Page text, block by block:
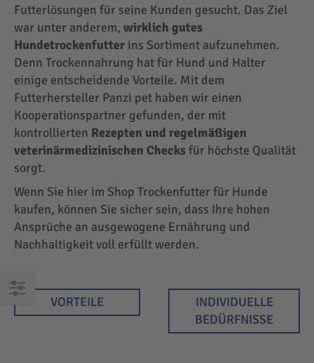
EINKAUFEN
Futterlösungen für seine Kunden gesucht. Das Ziel
war unter anderem, wirklich gutes
Hundetrockenfutter ins Sortiment aufzunehmen.
Denn Trockennahrung hat für Hund und Halter
einige entscheidende Vorteile. Mit dem
Futterhersteller Panzi pet haben wir einen
Kooperationspartner gefunden, der mit
kontrollierten Rezepten und regelmäßigen
veterinärmedizinischen Checksfür höchste Qualität
sorgt.
Wenn Sie hier im Shop Trockenfutter für Hunde
kaufen, können Sie sicher sein, dass Ihre hohen
Ansprüche an ausgewogene Ernährung und
Nachhaltigkeit voll erfüllt werden.
VORTEILE
INDIVIDUELLE
BEDÜRFNISSE